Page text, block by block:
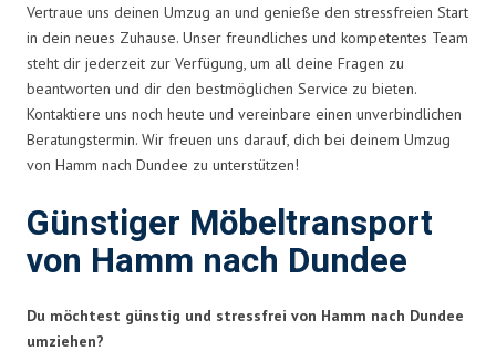
Vertraue uns deinen Umzug an und genieße den stressfreien Start
in dein neues Zuhause. Unser freundliches und kompetentes Team
steht dir jederzeit zur Verfügung, um all deine Fragen zu
beantworten und dir den bestmöglichen Service zu bieten.
Kontaktiere uns noch heute und vereinbare einen unverbindlichen
Beratungstermin. Wir freuen uns darauf, dich bei deinem Umzug
von Hamm nach Dundee zu unterstützen!
Günstiger Möbeltransport
von Hamm nach Dundee
Du möchtest günstig und stressfrei von Hamm nach Dundee
umziehen?